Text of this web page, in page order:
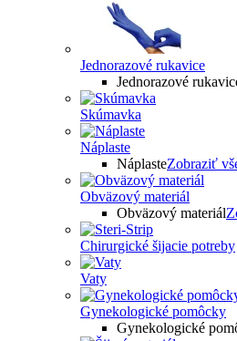
Jednorazové rukavice
Jednorazové
Skúmavka
Náplaste
NáplasteZobraziť
Obväzový materiál
Obväzový materiál
Chirurgické šijacie potreby
Vaty
Gynekologické pomôcky
Gynekologické